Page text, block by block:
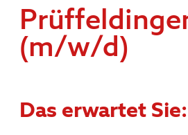
(m/w/d)
Das erwartet Sie: